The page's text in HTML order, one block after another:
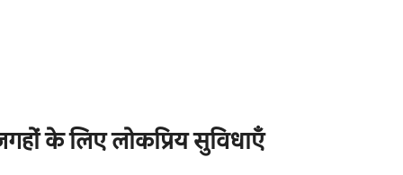
के लिए लोकप्रिय सुविधाएँ